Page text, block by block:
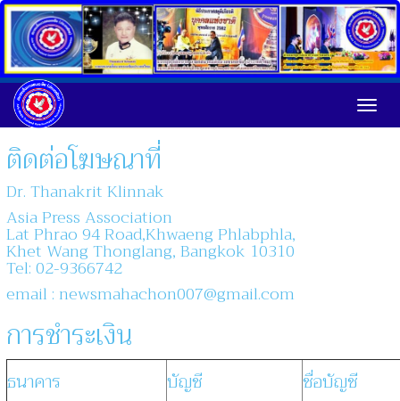
ติดต่อโฆษณาที่
Dr. Thanakrit Klinnak
Asia Press Association
Lat Phrao 94 Road,Khwaeng Phlabphla,
Khet Wang Thonglang, Bangkok 10310
Tel: 02-9366742
email : newsmahachon007@gmail.com
การชำระเงิน
ธนาคาร บัญชี
ชื่อบัญชี